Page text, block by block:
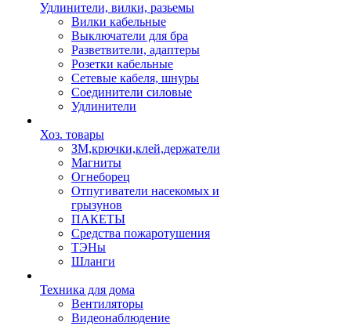
Удлинители, вилки, разьемы
Вилки кабельные
Выключатели для бра
Разветвители, адаптеры
Розетки кабельные
Сетевые кабеля, шнуры
Соединители силовые
Удлинители
Хоз. товары
ЗМ,крючки,клей,держатели
Магниты
Огнеборец
Отпугиватели насекомых и
грызунов
ПАКЕТЫ
Средства пожаротушения
ТЭНы
Шланги
Техника для дома
Вентиляторы
Видеонаблюдение